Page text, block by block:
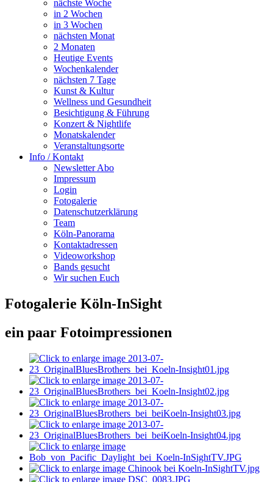
nächste Woche
in 2 Wochen
in 3 Wochen
nächsten Monat
2 Monaten
Heutige Events
Wochenkalender
nächsten 7 Tage
Kunst & Kultur
Wellness und Gesundheit
Besichtigung & Führung
Konzert & Nightlife
Monatskalender
Veranstaltungsorte
Info / Kontakt
Newsletter Abo
Impressum
Login
Fotogalerie
Datenschutzerklärung
Team
Köln-Panorama
Kontaktadressen
Videoworkshop
Bands gesucht
Wir suchen Euch
Fotogalerie Köln-InSight
ein paar Fotoimpressionen